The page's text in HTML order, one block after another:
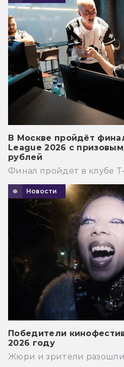
В Москве пройдёт
League 2026 с
рублей
Финал пройдёт в клубе
Новости
Победители
2026 году
Жюри и зрители